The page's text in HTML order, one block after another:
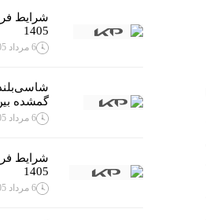
شرایط
1405
6 مرداد 1405
شاسی‌بلند
گمشده
6 مرداد 1405
شرایط
1405
6 مرداد 1405